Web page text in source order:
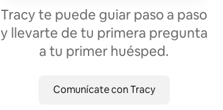
Tracy te puede guiar paso a paso
y llevarte de tu primera pregunta
a tu primer huésped.
Comunícate con Tracy